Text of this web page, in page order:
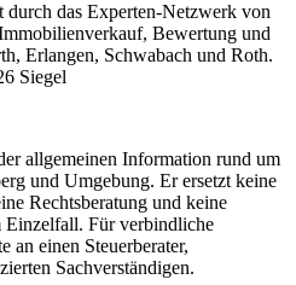
durch das Experten-Netzwerk von
Bewertung und
Erlangen, Schwabach und Roth.
allgemeinen Information rund um
und Umgebung. Er ersetzt keine
Rechtsberatung und keine
Für verbindliche
an einen Steuerberater,
Sachverständigen.